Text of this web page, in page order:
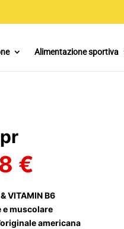
Alimentazione sportiva
€
attuale
è:
14,18 €.
VITAMIN B6
muscolare
americana